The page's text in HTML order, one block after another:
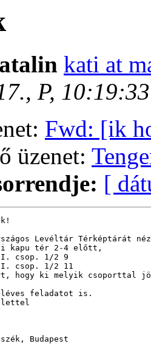
kati at
P,
Fwd: [ik
üzenet:
[
Levéltár Térképtárát
kapu tér 2-4 előtt,
csop. 1/2 9
csop. 1/2 11
hogy ki melyik csoporttal
feladatot is.
Budapest